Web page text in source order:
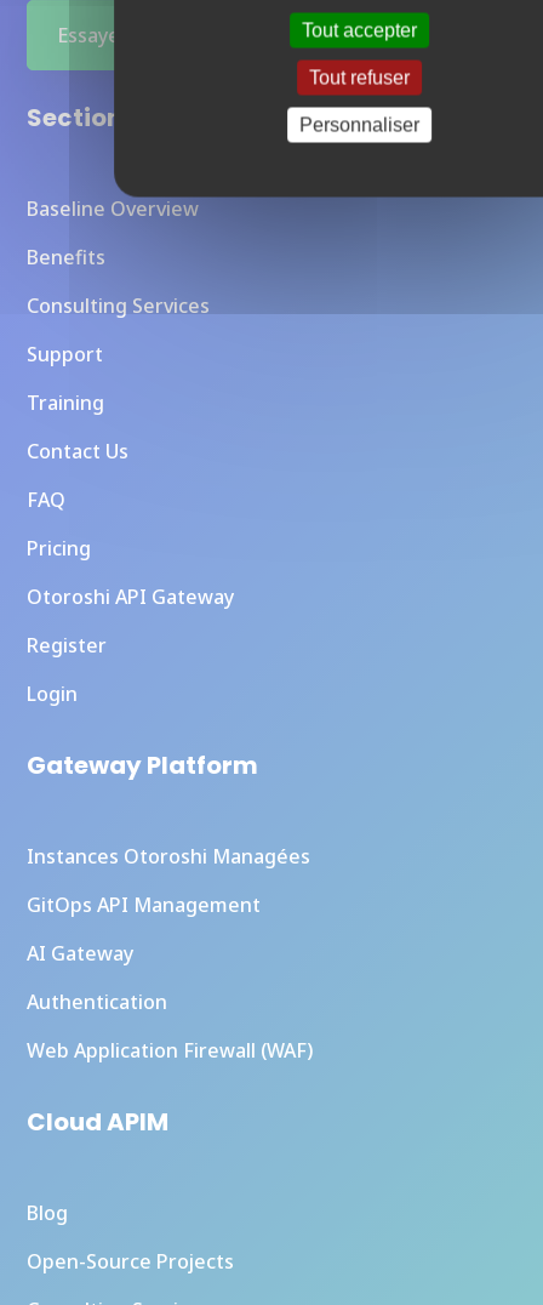
Essayer maintenant
Sections
Baseline Overview
Benefits
Consulting Services
Support
Training
Contact Us
FAQ
Pricing
Otoroshi API Gateway
Register
Login
Gateway Platform
Instances Otoroshi Managées
GitOps API Management
AI Gateway
Authentication
Web Application Firewall (WAF)
Cloud APIM
Blog
Open-Source Projects
Tout accepter
Tout refuser
Personnaliser